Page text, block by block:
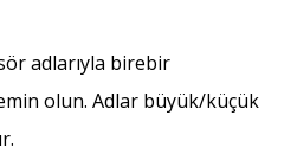
adlarıyla birebir
olun. Adlar büyük/küçük